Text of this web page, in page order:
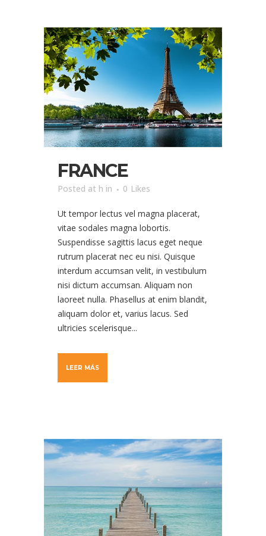
FRANCE
Posted at h in 0 Likes
Ut tempor lectus vel magna placerat,
vitae sodales magna lobortis.
Suspendisse sagittis lacus eget neque
rutrum placerat nec eu nisi. Quisque
interdum accumsan velit, in vestibulum
nisi dictum accumsan. Aliquam non
laoreet nulla. Phasellus at enim blandit,
aliquam dolor et, varius lacus. Sed
ultricies scelerisque...
LEER MÁS